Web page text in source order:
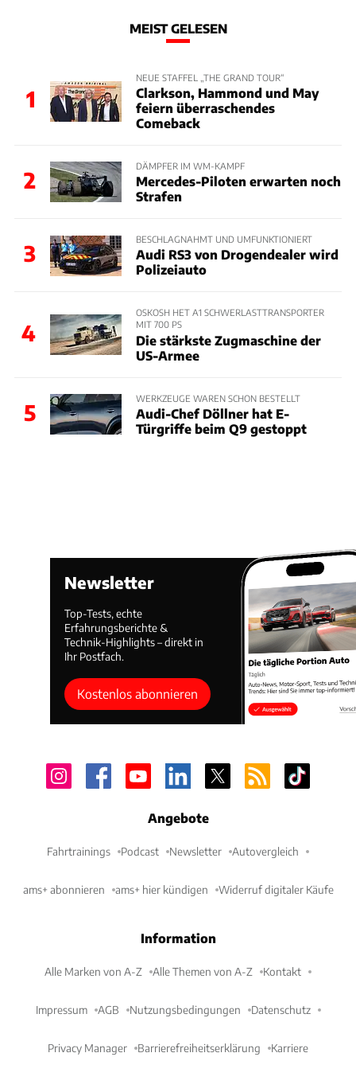
MEIST GELESEN
1
NEUE STAFFEL „THE GRAND TOUR“
Clarkson, Hammond und May
feiern überraschendes
Comeback
2
DÄMPFER IM WM-KAMPF
Mercedes-Piloten erwarten noch
Strafen
3
BESCHLAGNAHMT UND UMFUNKTIONIERT
Audi RS3 von Drogendealer wird
Polizeiauto
4
OSKOSH HET A1 SCHWERLASTTRANSPORTER
MIT 700 PS
Die stärkste Zugmaschine der
US-Armee
5
WERKZEUGE WAREN SCHON BESTELLT
Audi-Chef Döllner hat E-
Türgriffe beim Q9 gestoppt
Newsletter
Top-Tests, echte
Erfahrungsberichte &
Technik-Highlights – direkt in
Ihr Postfach.
Kostenlos abonnieren
Angebote
Fahrtrainings Podcast Newsletter Autovergleich
ams+ abonnieren ams+ hier kündigen Widerruf digitaler Käufe
Information
Alle Marken von A-Z Alle Themen von A-Z Kontakt
Impressum AGB Nutzungsbedingungen Datenschutz
Privacy Manager Barrierefreiheitserklärung Karriere